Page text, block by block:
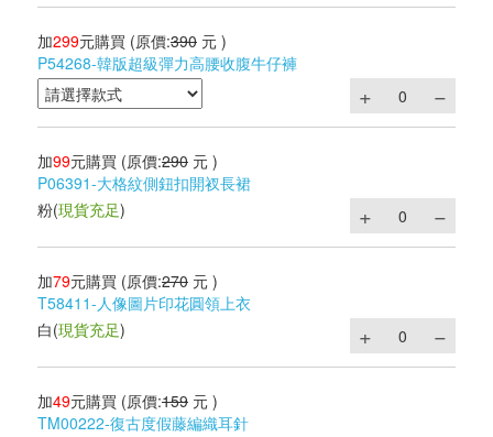
加299元購買 (原價:390 元 )
P54268-韓版超級彈力高腰收腹牛仔褲
加99元購買 (原價:290 元 )
P06391-大格紋側鈕扣開衩長裙
粉(現貨充足)
加79元購買 (原價:270 元 )
T58411-人像圖片印花圓領上衣
白(現貨充足)
加49元購買 (原價:159 元 )
TM00222-復古度假藤編織耳針